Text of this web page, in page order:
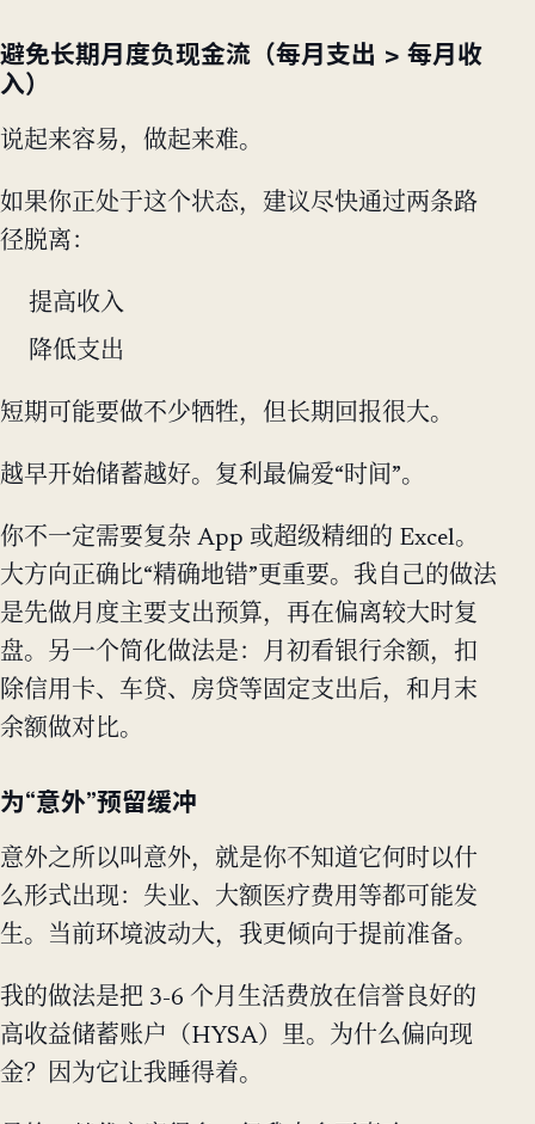
避免长期月度负现金流（每月支出 > 每月收
入）
说起来容易，做起来难。
如果你正处于这个状态，建议尽快通过两条路
径脱离：
提高收入
降低支出
短期可能要做不少牺牲，但长期回报很大。
越早开始储蓄越好。复利最偏爱“时间”。
你不一定需要复杂 App 或超级精细的 Excel。
大方向正确比“精确地错”更重要。我自己的做法
是先做月度主要支出预算，再在偏离较大时复
盘。另一个简化做法是：月初看银行余额，扣
除信用卡、车贷、房贷等固定支出后，和月末
余额做对比。
为“意外”预留缓冲
意外之所以叫意外，就是你不知道它何时以什
么形式出现：失业、大额医疗费用等都可能发
生。当前环境波动大，我更倾向于提前准备。
我的做法是把 3-6 个月生活费放在信誉良好的
高收益储蓄账户（HYSA）里。为什么偏向现
金？因为它让我睡得着。